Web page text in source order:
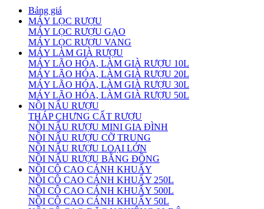
Bảng giá
MÁY LỌC RƯỢU
MÁY LỌC RƯỢU GẠO
MÁY LỌC RƯỢU VANG
MÁY LÀM GIÀ RƯỢU
MÁY LÃO HÓA, LÀM GIÀ RƯỢU 10L
MÁY LÃO HÓA, LÀM GIÀ RƯỢU 20L
MÁY LÃO HÓA, LÀM GIÀ RƯỢU 30L
MÁY LÃO HÓA, LÀM GIÀ RƯỢU 50L
NỒI NẤU RƯỢU
THÁP CHƯNG CẤT RƯỢU
NỒI NẤU RƯỢU MINI GIA ĐÌNH
NỒI NẤU RƯỢU CỠ TRUNG
NỒI NẤU RƯỢU LOẠI LỚN
NỒI NẤU RƯỢU BẰNG ĐỒNG
NỒI CÔ CAO CÁNH KHUẤY
NỒI CÔ CAO CÁNH KHUẤY 250L
NỒI CÔ CAO CÁNH KHUẤY 500L
NỒI CÔ CAO CÁNH KHUẤY 50L